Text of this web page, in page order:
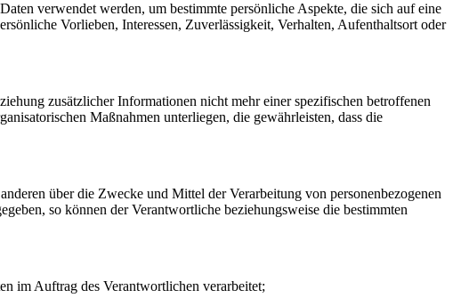
verwendet werden, um bestimmte persönliche Aspekte, die sich auf eine
Vorlieben, Interessen, Zuverlässigkeit, Verhalten, Aufenthaltsort oder
zusätzlicher Informationen nicht mehr einer spezifischen betroffenen
Maßnahmen unterliegen, die gewährleisten, dass die
über die Zwecke und Mittel der Verarbeitung von personenbezogenen
so können der Verantwortliche beziehungsweise die bestimmten
im Auftrag des Verantwortlichen verarbeitet;